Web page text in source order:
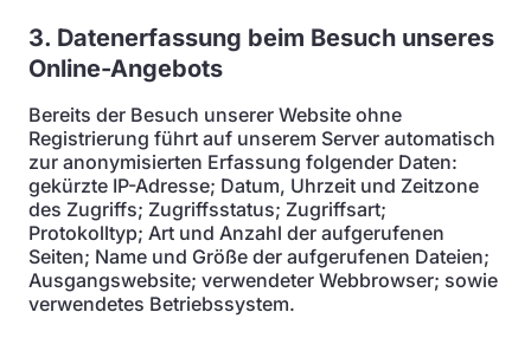
3. Datenerfassung beim Besuch unseres
Online-Angebots
Bereits der Besuch unserer Website ohne
Registrierung führt auf unserem Server automatisch
zur anonymisierten Erfassung folgender Daten:
gekürzte IP-Adresse; Datum, Uhrzeit und Zeitzone
des Zugriffs; Zugriffsstatus; Zugriffsart;
Protokolltyp; Art und Anzahl der aufgerufenen
Seiten; Name und Größe der aufgerufenen Dateien;
Ausgangswebsite; verwendeter Webbrowser; sowie
verwendetes Betriebssystem.